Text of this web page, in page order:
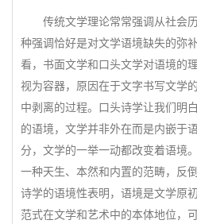
传统文学理论常常强调从社会历
种强调恰好是对文学语境缺失的弥
看，书面文学和口头文学对语境的
视为容器，原因在于文字书写文学
中剥离的过程。口头诗学让我们明
的语境，文学并非外在而是内嵌于
分，文学的一举一动都改变着语境
一种天生、本然和内置的范畴，反
诗学的语境性表明，语境是文学原
范式在文学和艺术中的本体地位，